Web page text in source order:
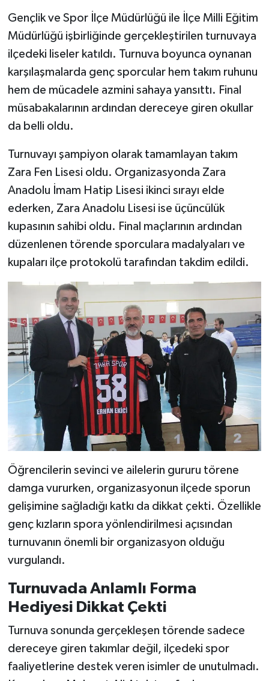
Gençlik ve Spor İlçe Müdürlüğü ile İlçe Milli Eğitim
Müdürlüğü işbirliğinde gerçekleştirilen turnuvaya
ilçedeki liseler katıldı. Turnuva boyunca oynanan
karşılaşmalarda genç sporcular hem takım ruhunu
hem de mücadele azmini sahaya yansıttı. Final
müsabakalarının ardından dereceye giren okullar
da belli oldu.
Turnuvayı şampiyon olarak tamamlayan takım
Zara Fen Lisesi oldu. Organizasyonda Zara
Anadolu İmam Hatip Lisesi ikinci sırayı elde
ederken, Zara Anadolu Lisesi ise üçüncülük
kupasının sahibi oldu. Final maçlarının ardından
düzenlenen törende sporculara madalyaları ve
kupaları ilçe protokolü tarafından takdim edildi.
Öğrencilerin sevinci ve ailelerin gururu törene
damga vururken, organizasyonun ilçede sporun
gelişimine sağladığı katkı da dikkat çekti. Özellikle
genç kızların spora yönlendirilmesi açısından
turnuvanın önemli bir organizasyon olduğu
vurgulandı.
Turnuvada Anlamlı Forma
Hediyesi Dikkat Çekti
Turnuva sonunda gerçekleşen törende sadece
dereceye giren takımlar değil, ilçedeki spor
faaliyetlerine destek veren isimler de unutulmadı.